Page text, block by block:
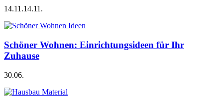
14.11.14.11.
Schöner Wohnen: Einrichtungsideen für Ihr
Zuhause
30.06.